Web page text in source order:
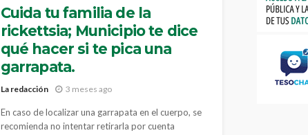
Cuida tu familia de la
rickettsia; Municipio te dice
qué hacer si te pica una
garrapata.
La redacción 3 meses ago
En caso de localizar una garrapata en el cuerpo, se
recomienda no intentar retirarla por cuenta